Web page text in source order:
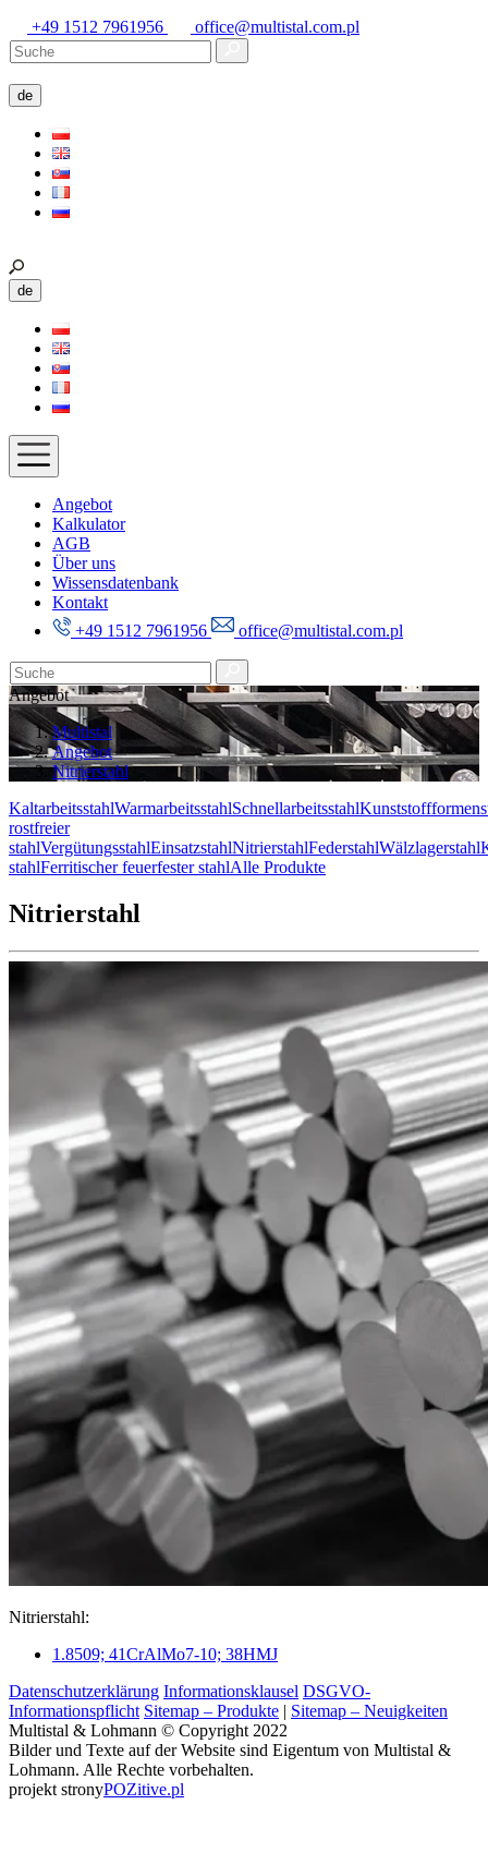
+49 1512 7961956 office@multistal.com.pl
de
de
Angebot
Kalkulator
AGB
Über uns
Wissensdatenbank
Kontakt
+49 1512 7961956
office@multistal.com.pl
Angebot
Multistal
Angebot
Nitrierstahl
KaltarbeitsstahlWarmarbeitsstahlSchnellarbeitsstahl
rostfreier
stahlVergütungsstahlEinsatzstahlNitrierstahlFederstahlWälzlagerstahl
stahlFerritischer feuerfester stahlAlle Produkte
Nitrierstahl
Nitrierstahl:
1.8509; 41CrAlMo7-10; 38HMJ
Datenschutzerklärung Informationsklausel DSGVO-
Informationspflicht Sitemap – Produkte | Sitemap – Neuigkeiten
Multistal & Lohmann © Copyright 2022
Bilder und Texte auf der Website sind Eigentum von Multistal &
Lohmann. Alle Rechte vorbehalten.
projekt stronyPOZitive.pl